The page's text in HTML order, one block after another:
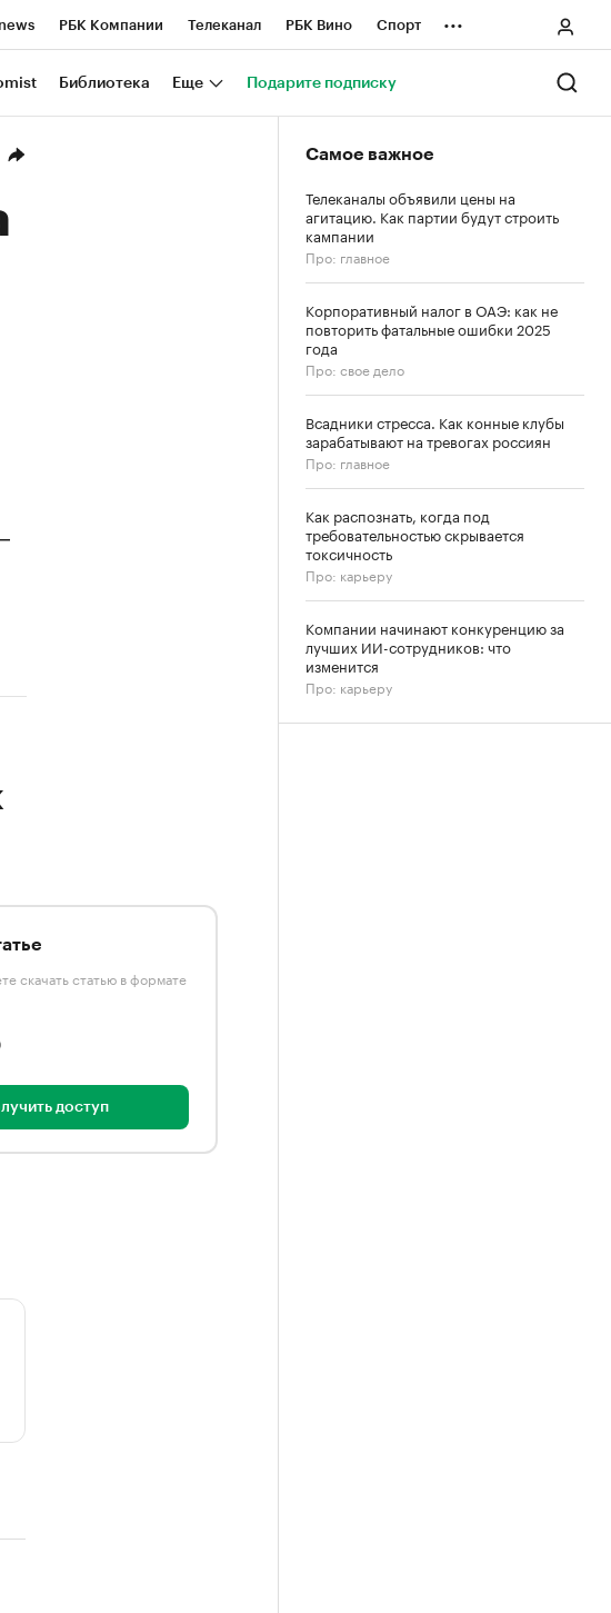
РБК Компании Телеканал РБК Вино Спорт
Национальные проекты Город
...
Библиотека Еще Подарите подписку
скачать статью в формате
доступ
Самое важное
Телеканалы объявили цены на
агитацию. Как партии будут строить
кампании
Про: главное
Корпоративный налог в ОАЭ: как не
повторить фатальные ошибки 2025
года
Про: свое дело
Всадники стресса. Как конные клубы
зарабатывают на тревогах россиян
Про: главное
Как распознать, когда под
требовательностью скрывается
токсичность
Про: карьеру
Компании начинают конкуренцию за
лучших ИИ-сотрудников: что
изменится
Про: карьеру